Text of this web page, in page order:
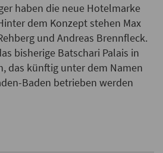
haben die neue Hotelmarke
dem Konzept stehen Max
und Andreas Brennfleck.
bisherige Batschari Palais in
das künftig unter dem Namen
Baden betrieben werden